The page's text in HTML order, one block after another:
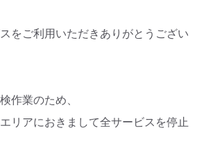
をご利用いただきありがとうござい
作業のため、
リアにおきまして全サービスを停止